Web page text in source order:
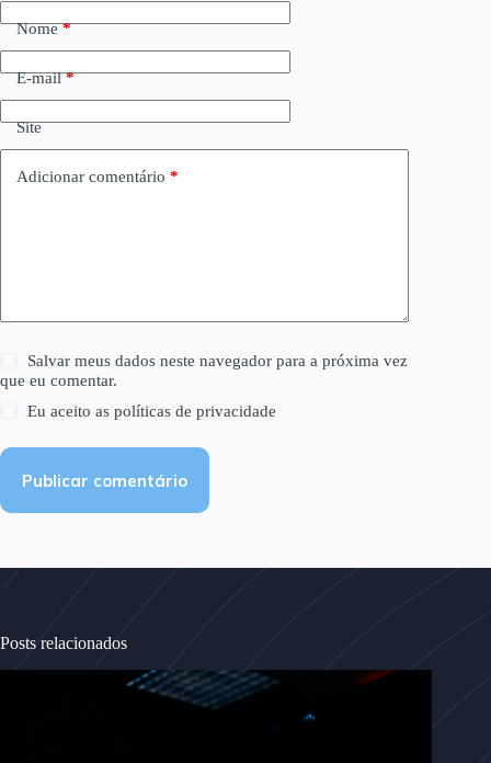
Nome*
E-mail*
Site
Adicionar comentário *
Salvar meus dados neste navegador para a próxima vez
que eu comentar.
Eu aceito aspolíticas de privacidade
Publicar comentário
Posts relacionados